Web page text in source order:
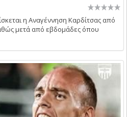
η Αναγέννηση Καρδίτσας από
μετά από εβδομάδες όπου